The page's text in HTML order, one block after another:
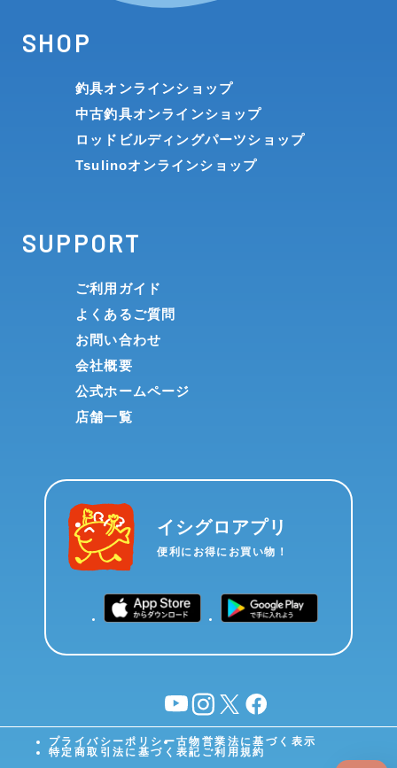
SHOP
釣具オンラインショップ
中古釣具オンラインショップ
ロッドビルディングパーツショップ
Tsulinoオンラインショップ
SUPPORT
ご利用ガイド
よくあるご質問
お問い合わせ
会社概要
公式ホームページ
店舗一覧
イシグロアプリ
便利にお得にお買い物！
YouTubeinstagram
X facebook
プライバシーポリシー古物営業法に基づく表示
特定商取引法に基づく表記 ご利用規約